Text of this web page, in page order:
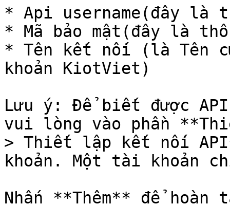
* Api username(đây là
* Mã bảo mật(đây là
* Tên kết nối (là Tên
khoản KiotViet)
Lưu ý: Để biết được API
vui lòng vào phần
> Thiết lập kết nối
khoản. Một tài khoản
Nhấn **Thêm** để